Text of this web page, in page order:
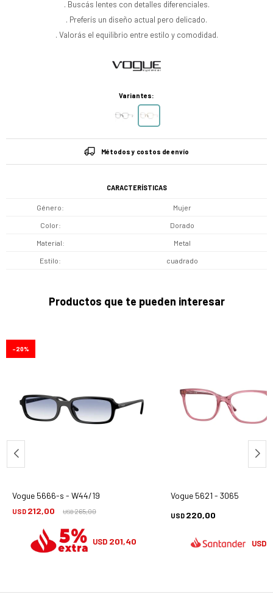
. Buscás lentes con detalles diferenciales.
. Preferís un diseño actual pero delicado.
. Valorás el equilibrio entre estilo y comodidad.
Variantes:
Métodos y costos de envío
CARACTERÍSTICAS
Género Mujer
Color Dorado
Material Metal
Estilo cuadrado
Productos que te pueden interesar
Vogue 5666-s - W44/19
USD 212,00 USD265,00
20
USD 201,40
Vogue 5621 - 3065
USD 220,00
USD